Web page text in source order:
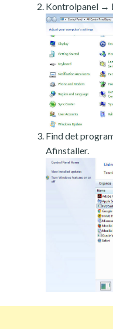
Kontrolpanel →
Find det
Afinstaller.